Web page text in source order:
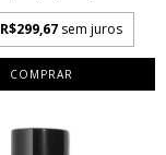
R$299,67 sem juros
COMPRAR